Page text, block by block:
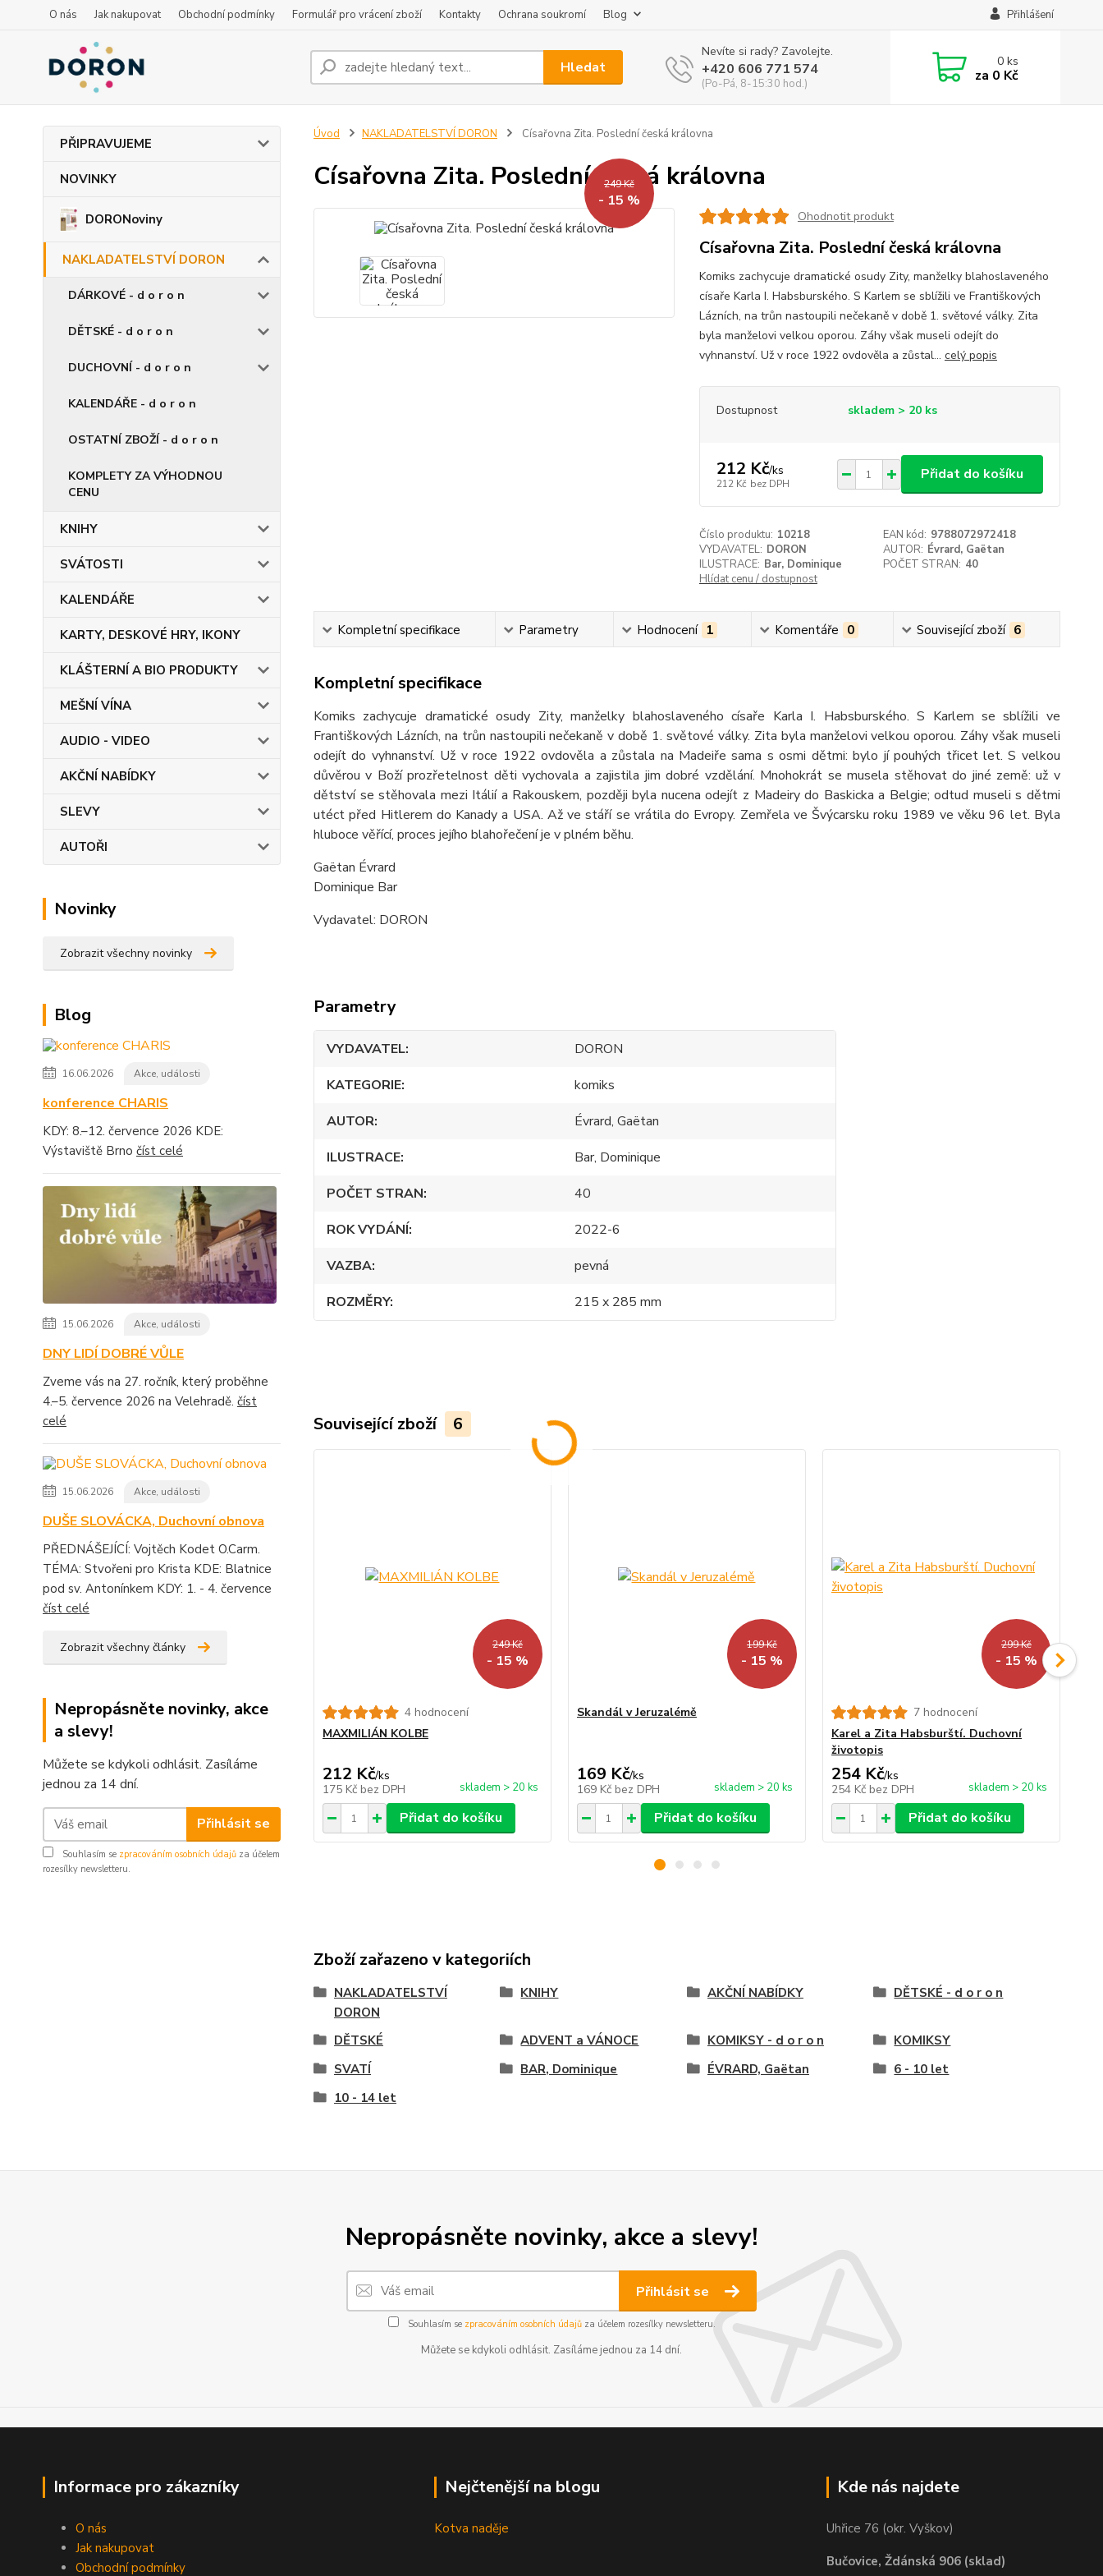
O nás Jak nakupovat Obchodní podmínky Formulář pro vrácení zboží Kontakty Ochrana soukromí Blog Přihlášení
Hledat
Nevíte si rady? Zavolejte.
+420 606 771 574
(Po-Pá, 8-15:30 hod.)
0ks
za 0 Kč
PŘIPRAVUJEME
NOVINKY
DORONoviny
NAKLADATELSTVÍ DORON
DÁRKOVÉ - d o r o n
DĚTSKÉ - d o r o n
DUCHOVNÍ - d o r o n
KALENDÁŘE - d o r o n
OSTATNÍ ZBOŽÍ - d o r o n
KOMPLETY ZA VÝHODNOU
CENU
KNIHY
SVÁTOSTI
KALENDÁŘE
KARTY, DESKOVÉ HRY, IKONY
KLÁŠTERNÍ A BIO PRODUKTY
MEŠNÍ VÍNA
AUDIO - VIDEO
AKČNÍ NABÍDKY
SLEVY
AUTOŘI
Novinky
Zobrazit všechny novinky
Blog
16.06.2026 Akce, události
konference CHARIS
KDY: 8.–12. července 2026 KDE:
Výstaviště Brno číst celé
15.06.2026 Akce, události
DNY LIDÍ DOBRÉ VŮLE
Zveme vás na 27. ročník, který proběhne
4.–5. července 2026 na Velehradě. číst
celé
15.06.2026 Akce, události
DUŠE SLOVÁCKA, Duchovní obnova
PŘEDNÁŠEJÍCÍ: Vojtěch Kodet O.Carm.
TÉMA: Stvořeni pro Krista KDE: Blatnice
pod sv. Antonínkem KDY: 1. - 4. července
číst celé
Zobrazit všechny články
Nepropásněte novinky, akce
a slevy!
Můžete se kdykoli odhlásit. Zasíláme
jednou za 14 dní.
Přihlásit se
Souhlasím se zpracováním osobních údajů za účelem
rozesílky newsletteru.
Úvod NAKLADATELSTVÍ DORON Císařovna Zita. Poslední česká královna
Císařovna Zita. Poslední česká královna
249 Kč
- 15 %
Ohodnotit produkt
Císařovna Zita. Poslední česká královna
Komiks zachycuje dramatické osudy Zity, manželky blahoslaveného
císaře Karla I. Habsburského. S Karlem se sblížili ve Františkových
Lázních, na trůn nastoupili nečekaně v době 1. světové války. Zita
byla manželovi velkou oporou. Záhy však museli odejít do
vyhnanství. Už v roce 1922 ovdověla a zůstal... celý popis
Dostupnost skladem > 20 ks
212 Kč/ks
212 Kč bez DPH
Přidat do košíku
Číslo produktu: 10218 EAN kód: 9788072972418
VYDAVATEL: DORON AUTOR: Évrard, Gaëtan
ILUSTRACE: Bar, Dominique POČET STRAN: 40
Hlídat cenu / dostupnost
Kompletní specifikace Parametry Hodnocení 1 Komentáře 0 Související zboží 6
Kompletní specifikace
Komiks zachycuje dramatické osudy Zity, manželky blahoslaveného císaře Karla I. Habsburského. S Karlem se sblížili ve
Františkových Lázních, na trůn nastoupili nečekaně v době 1. světové války. Zita byla manželovi velkou oporou. Záhy však museli
odejít do vyhnanství. Už v roce 1922 ovdověla a zůstala na Madeiře sama s osmi dětmi: bylo jí pouhých třicet let. S velkou
důvěrou v Boží prozřetelnost děti vychovala a zajistila jim dobré vzdělání. Mnohokrát se musela stěhovat do jiné země: už v
dětství se stěhovala mezi Itálií a Rakouskem, později byla nucena odejít z Madeiry do Baskicka a Belgie; odtud museli s dětmi
utéct před Hitlerem do Kanady a USA. Až ve stáří se vrátila do Evropy. Zemřela ve Švýcarsku roku 1989 ve věku 96 let. Byla
hluboce věřící, proces jejího blahořečení je v plném běhu.
Gaëtan Évrard
Dominique Bar
Vydavatel: DORON
Parametry
VYDAVATEL
DORON
KATEGORIE
komiks
AUTOR
Évrard, Gaëtan
ILUSTRACE
Bar, Dominique
POČET STRAN
40
ROK VYDÁNÍ
2022-6
VAZBA
pevná
ROZMĚRY
215 x 285 mm
Související zboží 6
249 Kč
- 15 %
4 hodnocení
MAXMILIÁN KOLBE
212 Kč/ks
175 Kč bez DPH skladem > 20 ks
Přidat do košíku
199 Kč
- 15 %
Skandál v Jeruzalémě
169 Kč/ks
169 Kč bez DPH skladem > 20 ks
Přidat do košíku
299 Kč
- 15 %
7 hodnocení
Karel a Zita Habsburští. Duchovní
životopis
254 Kč/ks
254 Kč bez DPH skladem > 20 ks
Přidat do košíku
Zboží zařazeno v kategoriích
NAKLADATELSTVÍ
DORON
KNIHY AKČNÍ NABÍDKY DĚTSKÉ - d o r o n
DĚTSKÉ ADVENT a VÁNOCE KOMIKSY - d o r o n
KOMIKSY
SVATÍ
BAR, Dominique ÉVRARD, Gaëtan
6 - 10 let
10 - 14 let
Nepropásněte novinky, akce a slevy!
Přihlásit se
Souhlasím se zpracováním osobních údajůza účelem rozesílky newsletteru.
Můžete se kdykoli odhlásit. Zasíláme jednou za 14 dní.
Informace pro zákazníky
O nás
Jak nakupovat
Obchodní podmínky
Nejčtenější na blogu
Kotva naděje
Kde nás najdete
Uhřice 76 (okr. Vyškov)
Bučovice, Ždánská 906 (sklad)